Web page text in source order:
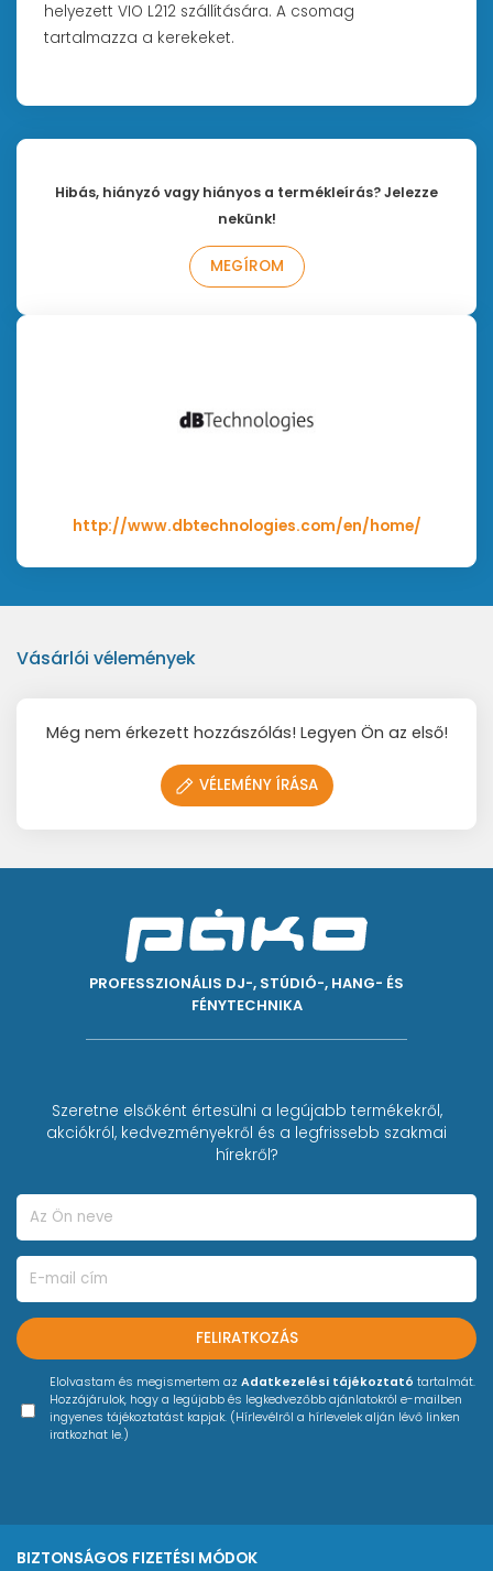
helyezett VIO L212 szállítására. A csomag
tartalmazza a kerekeket.
Hibás, hiányzó vagy hiányos a termékleírás? Jelezze
nekünk!
MEGÍROM
http://www.dbtechnologies.com/en/home/
Vásárlói vélemények
Még nem érkezett hozzászólás! Legyen Ön az első!
VÉLEMÉNY ÍRÁSA
PROFESSZIONÁLIS DJ-, STÚDIÓ-, HANG- ÉS
FÉNYTECHNIKA
Szeretne elsőként értesülni a legújabb termékekről,
akciókról, kedvezményekről és a legfrissebb szakmai
hírekről?
FELIRATKOZÁS
Elolvastam és megismertem az Adatkezelési tájékoztató tartalmát.
Hozzájárulok, hogy a legújabb és legkedvezőbb ajánlatokról e-mailben
ingyenes tájékoztatást kapjak. (Hírlevélről a hírlevelek alján lévő linken
iratkozhat le.)
BIZTONSÁGOS FIZETÉSI MÓDOK